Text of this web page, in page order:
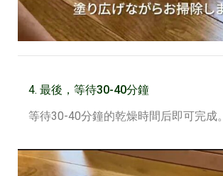
4. 最後，等待30-40分鐘
等待30-40分鐘的乾燥時間后即可完成。